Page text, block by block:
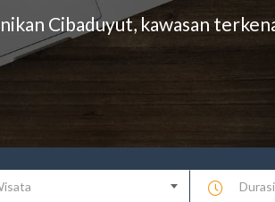
Cibaduyut, kawasan